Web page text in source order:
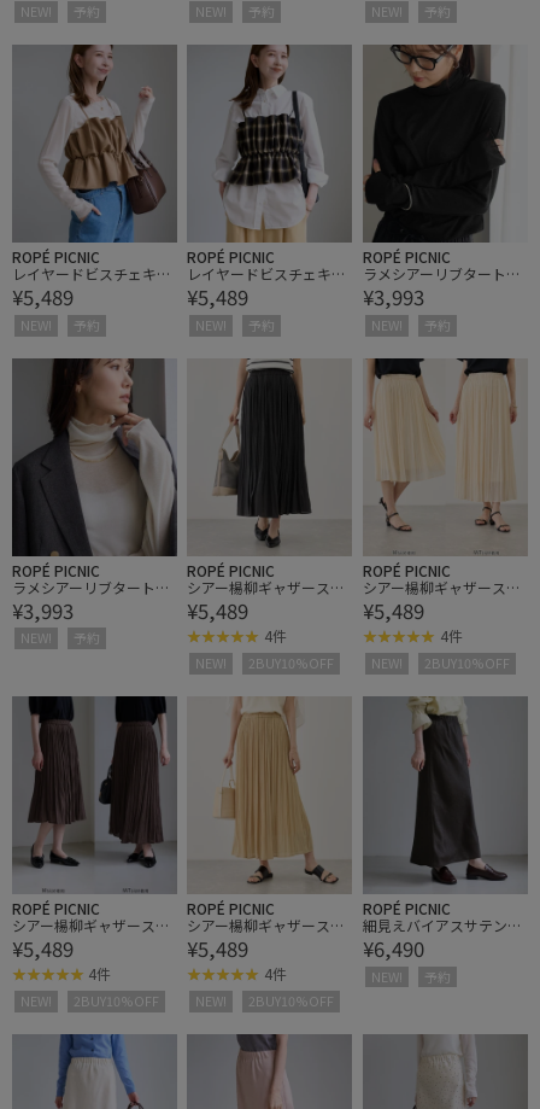
NEW! 予約 NEW! 予約 NEW! 予約
ROPÉ PICNIC
レイヤードビスチェキャ
ミソール
¥5,489
NEW! 予約
ROPÉ PICNIC
レイヤードビスチェキャ
ミソール
¥5,489
NEW! 予約
ROPÉ PICNIC
ラメシアーリブタートル
トップス
¥3,993
NEW! 予約
ROPÉ PICNIC
ラメシアーリブタートル
トップス
¥3,993
NEW! 予約
ROPÉ PICNIC
シアー楊柳ギャザースカ
ート/着丈が選べる
¥5,489
4件
NEW! 2BUY10%OFF
ROPÉ PICNIC
シアー楊柳ギャザースカ
ート/着丈が選べる
¥5,489
4件
NEW! 2BUY10%OFF
ROPÉ PICNIC
シアー楊柳ギャザースカ
ート/着丈が選べる
¥5,489
4件
NEW! 2BUY10%OFF
ROPÉ PICNIC
シアー楊柳ギャザースカ
ート/着丈が選べる
¥5,489
4件
NEW! 2BUY10%OFF
ROPÉ PICNIC
細見えバイアスサテンス
カート/ウエストゴム
¥6,490
NEW! 予約